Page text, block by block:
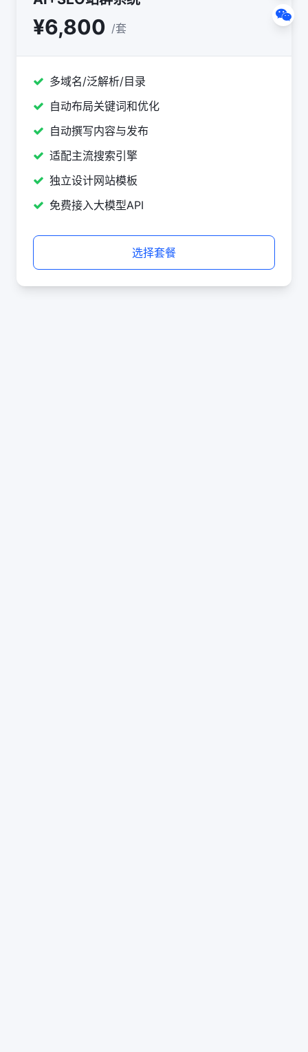
¥6,800 /套
多域名/泛解析/目录
自动布局关键词和优化
自动撰写内容与发布
适配主流搜索引擎
独立设计网站模板
免费接入大模型API
选择套餐